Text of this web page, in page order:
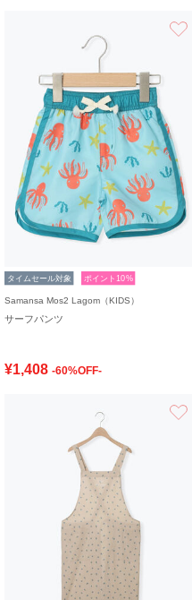
タイムセール対象 ポイント10%
Samansa Mos2 Lagom（KIDS）
サーフパンツ
¥1,408 -60%OFF-